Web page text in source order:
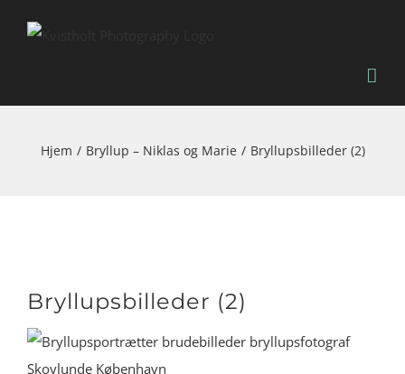
Hjem Bryllup – Niklas og Marie Bryllupsbilleder (2)
Bryllupsbilleder (2)